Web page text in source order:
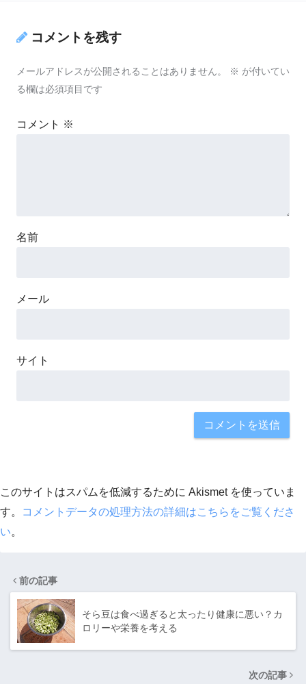
コメントを残す
メールアドレスが公開されることはありません。 ※ が付いてい
る欄は必須項目です
コメント ※
名前
メール
サイト
このサイトはスパムを低減するために Akismet を使っていま
す。
コメントデータの処理方法の詳細はこちらをご覧くださ
い。
前の記事
そら豆は食べ過ぎると太ったり健康に悪い？カ
ロリーや栄養を考える
次の記事